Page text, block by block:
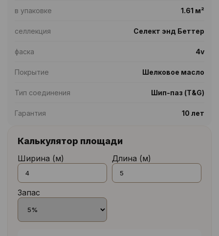
в упаковке 1.61 м²
селлекция Селект энд Беттер
фаска 4v
Покрытие Шелковое масло
Тип соединения Шип-паз (T&G)
Гарантия 10 лет
Калькулятор площади
Ширина (м) Длина (м)
Запас